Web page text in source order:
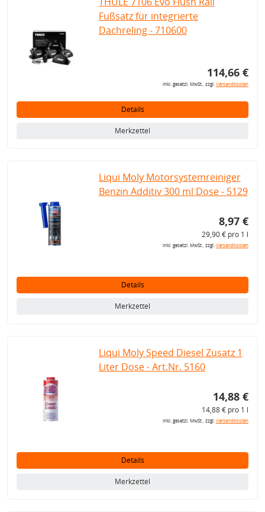
Fußsatz für integrierte
Dachreling - 710600
114,66 €
inkl. gesetzl. MwSt., zzgl.Versandkosten
Details
Merkzettel
Liqui Moly Motorsystemreiniger
Benzin Additiv 300 ml Dose - 5129
8,97 €
29,90 € pro 1 l
inkl. gesetzl. MwSt., zzgl.Versandkosten
Details
Merkzettel
Liqui Moly Speed Diesel Zusatz 1
Liter Dose - Art.Nr. 5160
14,88 €
14,88 € pro 1 l
inkl. gesetzl. MwSt., zzgl.Versandkosten
Details
Merkzettel